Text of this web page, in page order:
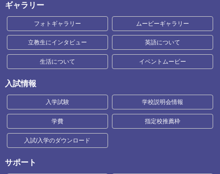
ギャラリー
フォトギャラリー ムービーギャラリー
立教生にインタビュー 英語について
生活について イベントムービー
入試情報
入学試験 学校説明会情報
学費 指定校推薦枠
入試/入学のダウンロード
サポート